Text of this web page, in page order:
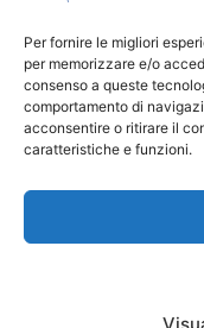
Per fornire le migliori
per memorizzare e/o
consenso a queste
comportamento di
acconsentire o ritirare il
caratteristiche e funzioni.
SHOP
CARRELLO
CONFERENCE
PRODOTTI
CONTATTI
Cookie Policy
Termini e Condizioni